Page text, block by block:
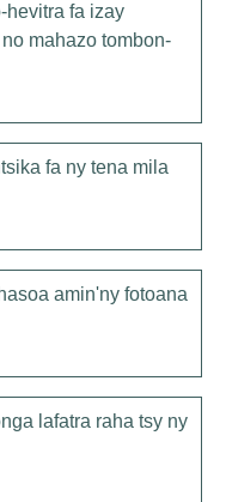
hevitra fa izay
mahazo tombon-
fa ny tena mila
amin'ny fotoana
lafatra raha tsy ny